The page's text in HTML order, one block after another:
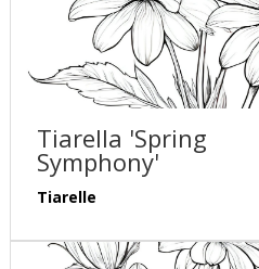
Tiarella 'Spring
Symphony'
Tiarelle